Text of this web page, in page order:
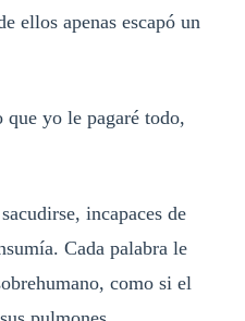
ellos apenas escapó un
yo le pagaré todo,
incapaces de
Cada palabra le
como si el